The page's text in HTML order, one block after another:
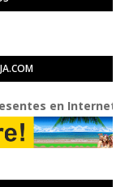
en Internet